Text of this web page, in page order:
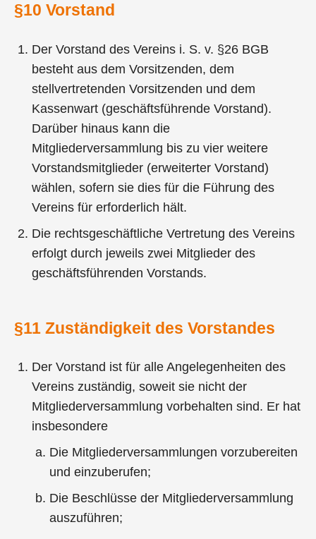
§10 Vorstand
Der Vorstand des Vereins i. S. v. §26 BGB
besteht aus dem Vorsitzenden, dem
stellvertretenden Vorsitzenden und dem
Kassenwart (geschäftsführende Vorstand).
Darüber hinaus kann die
Mitgliederversammlung bis zu vier weitere
Vorstandsmitglieder (erweiterter Vorstand)
wählen, sofern sie dies für die Führung des
Vereins für erforderlich hält.
Die rechtsgeschäftliche Vertretung des Vereins
erfolgt durch jeweils zwei Mitglieder des
geschäftsführenden Vorstands.
§11 Zuständigkeit des Vorstandes
Der Vorstand ist für alle Angelegenheiten des
Vereins zuständig, soweit sie nicht der
Mitgliederversammlung vorbehalten sind. Er hat
insbesondere
Die Mitgliederversammlungen vorzubereiten
und einzuberufen;
Die Beschlüsse der Mitgliederversammlung
auszuführen;